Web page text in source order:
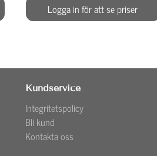
Logga in för att se priser
Kundservice
Integritetspolicy
Bli kund
Kontakta oss